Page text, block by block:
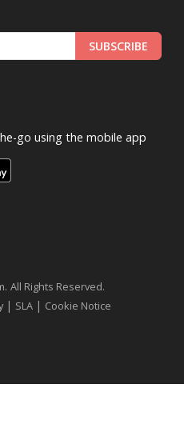
SUBSCRIBE
go using the mobile app
. All Rights Reserved.
| SLA | Cookie Notice